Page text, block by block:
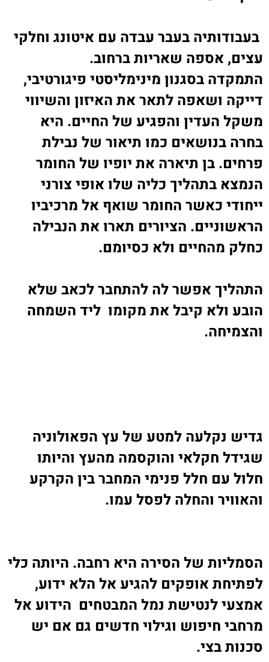
בעבודותיה בעבר עבדה עם איטונג וחלקי
עצים, אספה שאריות ברחוב.
התמקדה בסגנון מינימליסטי פיגורטיבי,
דייקה ושאפה לתאר את האיזון והשיווי
משקל העדין והפגיע של החיים. היא
בחרה בנושאים כמו תיאור של נבילת
פרחים. בן תיארה את יופיו של החומר
הנמצא בתהליך כליה שלו אופי צורני
ייחודי כאשר החומר שואף אל מרכיביו
הראשוניים. הציורים תארו את הנבילה
כחלק מהחיים ולא כסיומם.
התהליך אפשר לה להתחבר לכאב שלא
הובע ולא קיבל את מקומו ליד השמחה
והצמיחה.
גדיש נקלעה למטע של עץ הפאולוניה
שגידל חקלאי והוקסמה מהעץ והיותו
חלול עם חלל פנימי המחבר בין הקרקע
והאוויר והחלה לפסל עמו.
הסמליות של הסירה היא רחבה. היותה כלי
לפתיחת אופקים להגיע אל הלא ידוע,
אמצעי לנטישת נמל המבטחים הידוע אל
מרחבי חיפוש וגילוי חדשים גם אם יש
סכנות בצי.